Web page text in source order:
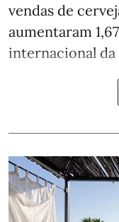
vendas de
aumentaram
internacional da